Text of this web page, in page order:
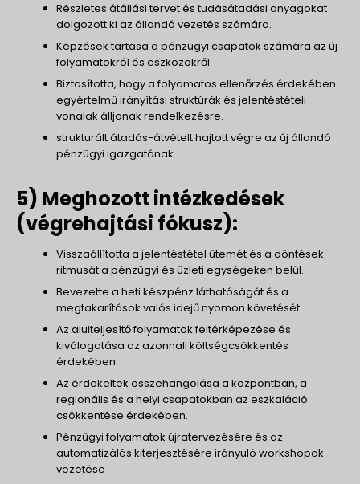
Részletes átállási tervet és tudásátadási anyagokat
dolgozott ki az állandó vezetés számára.
Képzések tartása a pénzügyi csapatok számára az új
folyamatokról és eszközökről
Biztosította, hogy a folyamatos ellenőrzés érdekében
egyértelmű irányítási struktúrák és jelentéstételi
vonalak álljanak rendelkezésre.
strukturált átadás-átvételt hajtott végre az új állandó
pénzügyi igazgatónak.
5) Meghozott intézkedések
(végrehajtási fókusz):
Visszaállította a jelentéstétel ütemét és a döntések
ritmusát a pénzügyi és üzleti egységeken belül.
Bevezette a heti készpénz láthatóságát és a
megtakarítások valós idejű nyomon követését.
Az alulteljesítő folyamatok feltérképezése és
kiválogatása az azonnali költségcsökkentés
érdekében.
Az érdekeltek összehangolása a központban, a
regionális és a helyi csapatokban az eszkaláció
csökkentése érdekében.
Pénzügyi folyamatok újratervezésére és az
automatizálás kiterjesztésére irányuló workshopok
vezetése